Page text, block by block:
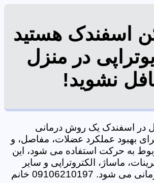
اسفندک هستید
در منزل
نشوید!
در اسفندک یک روش درمانی
بهبود عملکرد عضلات، مفاصل، و
به حرکت استفاده می شود، این
ماساژ، الکتروتراپی و سایر
ابزارهای فیزیک درمانی می شود. 09106210197 خانم